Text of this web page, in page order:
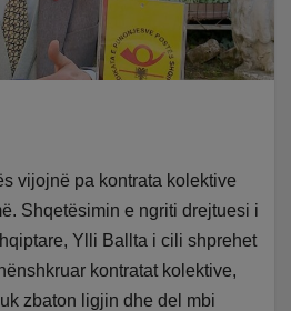
vijojnë pa kontrata kolektive
Shqetësimin e ngriti drejtuesi i
Ylli Ballta i cili shprehet
kontratat kolektive,
zbaton ligjin dhe del mbi